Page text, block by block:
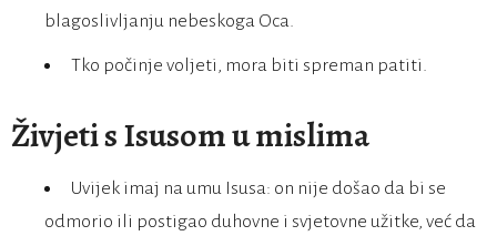
blagoslivljanju nebeskoga Oca.
Tko počinje voljeti, mora biti spreman patiti.
Živjeti s Isusom u mislima
Uvijek imaj na umu Isusa: on nije došao da bi se
odmorio ili postigao duhovne i svjetovne užitke, već da